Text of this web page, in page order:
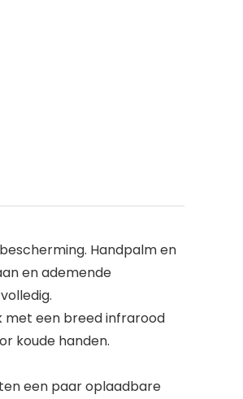
Handpalm en
en ademende
met een breed infrarood
koude handen.
een paar oplaadbare